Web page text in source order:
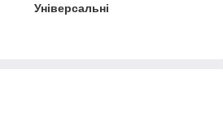
Універсальні